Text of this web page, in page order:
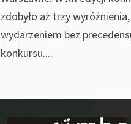
zdobyło aż trzy
wydarzeniem bez
konkursu....